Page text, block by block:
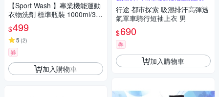
【Sport Wash 】專業機能運動
衣物洗劑 標準瓶裝 1000ml/34
oz
$499
5 (2)
券
加入購物車
行途 都市探索 吸濕排汗高彈透
氣單車騎行短袖上衣 男
$690
券
加入購物車